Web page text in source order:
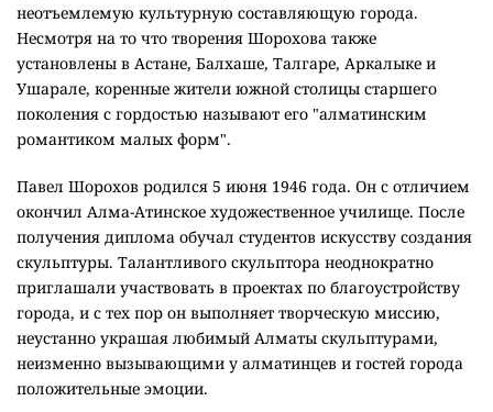
неотъемлемую культурную составляющую города.
Несмотря на то что творения Шорохова также
установлены в Астане, Балхаше, Талгаре, Аркалыке и
Ушарале, коренные жители южной столицы старшего
поколения с гордостью называют его "алматинским
романтиком малых форм".
Павел Шорохов родился 5 июня 1946 года. Он с отличием
окончил Алма-Атинское художественное училище. После
получения диплома обучал студентов искусству создания
скульптуры. Талантливого скульптора неоднократно
приглашали участвовать в проектах по благоустройству
города, и с тех пор он выполняет творческую миссию,
неустанно украшая любимый Алматы скульптурами,
неизменно вызывающими у алматинцев и гостей города
положительные эмоции.